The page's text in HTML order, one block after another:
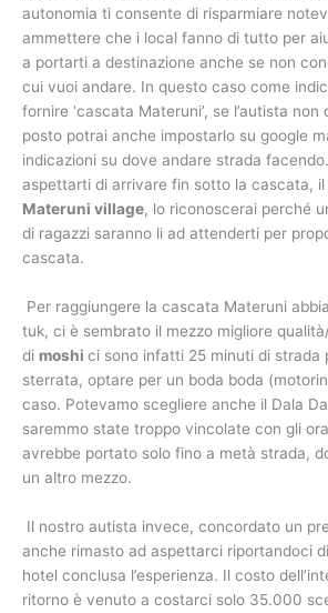
autonomia ti consente di risparmiare
ammettere che i local fanno di tutto per
a portarti a destinazione anche se non
cui vuoi andare. In questo caso come
fornire ‘cascata Materuni’, se l’autista non
posto potrai anche impostarlo su google
indicazioni su dove andare strada
aspettarti di arrivare fin sotto la cascata, il
Materuni village, lo riconoscerai perché
di ragazzi saranno li ad attenderti per
cascata.
Per raggiungere la cascata Materuni
tuk, ci è sembrato il mezzo migliore
di moshi ci sono infatti 25 minuti di strada
sterrata, optare per un boda boda
caso. Potevamo scegliere anche il Dala
saremmo state troppo vincolate con gli
avrebbe portato solo fino a metà strada,
un altro mezzo.
Il nostro autista invece, concordato un
anche rimasto ad aspettarci riportandoci
hotel conclusa l’esperienza. Il costo
ritorno è venuto a costarci solo 35.000